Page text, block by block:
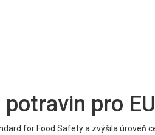
pro
for Food Safety a zvýšila